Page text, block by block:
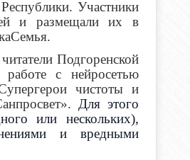
Участники
и размещали их в
Подгоренской
с нейросетью
чистоты и
Для этого
или нескольких),
и вредными